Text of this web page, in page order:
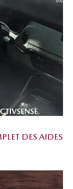
DES AIDES